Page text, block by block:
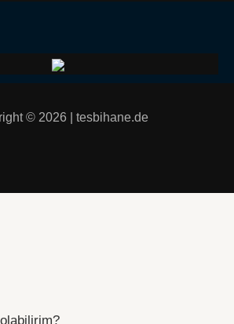
© 2026 | tesbihane.de